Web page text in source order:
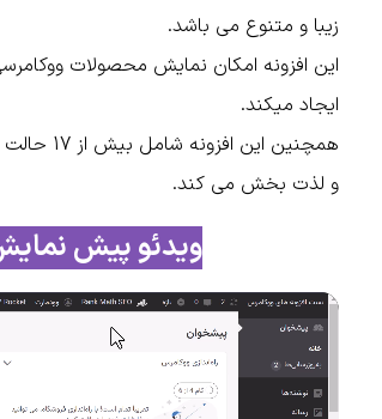
زیبا و متنوع می باشد.
ایجاد میکند.
همچنین
و لذت بخش می کند.
ویدئو پیش
نمایشگر
ویدیو